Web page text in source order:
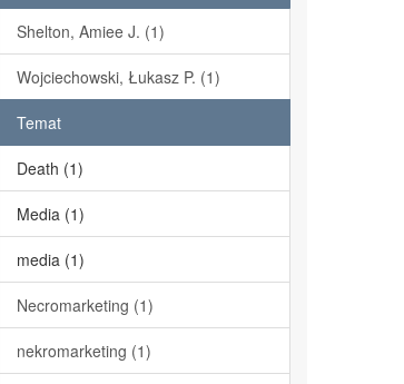
Shelton, Amiee J. (1)
Wojciechowski, Łukasz P. (1)
Temat
Death (1)
Media (1)
media (1)
Necromarketing (1)
nekromarketing (1)